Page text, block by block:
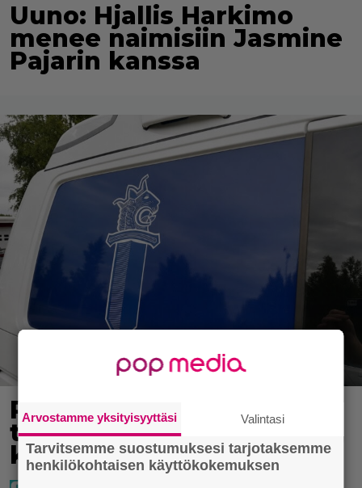
Uuno: Hjallis Harkimo
menee naimisiin Jasmine
Pajarin kanssa
Poliisilla tehovalvonta –
tästä kysymys ja näin
kauan kestää
Arvostamme yksityisyyttäsi Valintasi
Tarvitsemme suostumuksesi tarjotaksemme
henkilökohtaisen käyttökokemuksen